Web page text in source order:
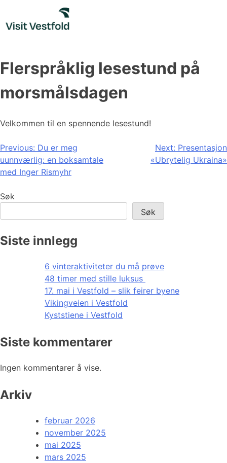
content
Flerspråklig lesestund på
morsmålsdagen
Velkommen til en spennende lesestund!
Innleggsnavigasjon
Previous: Du er meg
uunnværlig: en boksamtale
med Inger Rismyhr
Next: Presentasjon
«Ubrytelig Ukraina»
Søk
Søk
Siste innlegg
6 vinteraktiviteter du må prøve
48 timer med stille luksus
17. mai i Vestfold – slik feirer byene
Vikingveien i Vestfold
Kyststiene i Vestfold
Siste kommentarer
Ingen kommentarer å vise.
Arkiv
februar 2026
november 2025
mai 2025
mars 2025